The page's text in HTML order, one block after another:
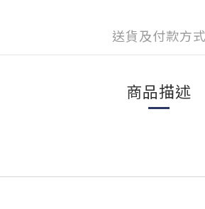
送貨及付款方式
商品描述